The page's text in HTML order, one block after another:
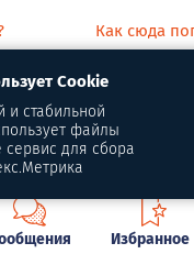
Как сюда
Избранное
Cookie
и стабильной
файлы
сервис для сбора